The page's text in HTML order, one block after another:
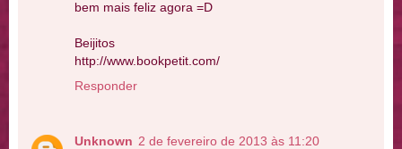
bem mais feliz agora =D
Beijitos
http://www.bookpetit.com/
Responder
Unknown 2 de fevereiro de 2013 às 11:20